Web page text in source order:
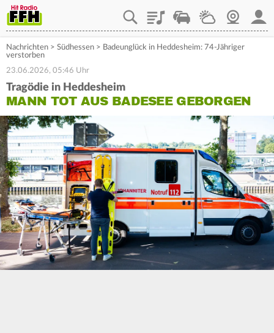
PlaylistStaupilotWetterWebcam
Nachrichten > Südhessen > Badeunglück in Heddesheim: 74-Jähriger
verstorben
23.06.2026, 05:46 Uhr
Tragödie in Heddesheim
MANN TOT AUS BADESEE GEBORGEN